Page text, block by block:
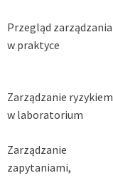
Przegląd zarządzania
w praktyce
Zarządzanie ryzykiem
w laboratorium
Zarządzanie
zapytaniami,